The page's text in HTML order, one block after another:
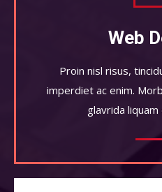
Web
Proin nisl risus,
imperdiet ac enim.
glavrida